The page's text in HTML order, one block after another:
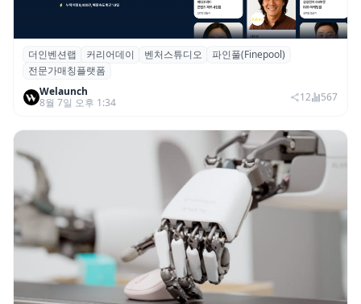
더인벤션랩·커리어데이, 스타트업 전문가 매
칭 플랫폼 ‘파인풀’ 출시
더인벤션랩 커리어데이 벤처스튜디오
파인풀(Finepool)
전문가매칭플랫폼
Welaunch
8월 7일 오후 1:34
12 567